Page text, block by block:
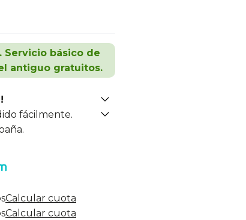
Servicio básico de
antiguo gratuitos.
fácilmente.
Calcular cuota
Calcular cuota